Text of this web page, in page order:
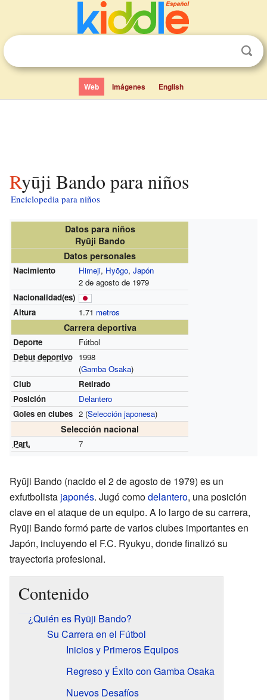
Web Imágenes English
Ryūji Bando para niños
Enciclopedia para niños
Datos para niños
Ryūji Bando
Datos personales
Nacimiento Himeji, Hyōgo, Japón
2 de agosto de 1979
Nacionalidad(es)
Altura
1.71 metros
Carrera deportiva
Deporte
Fútbol
Debut deportivo 1998
(Gamba Osaka)
Club
Retirado
Posición
Delantero
Goles en clubes 2 (Selección japonesa)
Selección nacional
Part. 7
Ryūji Bando (nacido el 2 de agosto de 1979) es un
exfutbolista japonés. Jugó comodelantero, una posición
clave en el ataque de un equipo. A lo largo de su carrera,
Ryūji Bando formó parte de varios clubes importantes en
Japón, incluyendo el F.C. Ryukyu, donde finalizó su
trayectoria profesional.
Contenido
¿Quién es Ryūji Bando?
Su Carrera en el Fútbol
Inicios y Primeros Equipos
Regreso y Éxito con Gamba Osaka
Nuevos Desafíos